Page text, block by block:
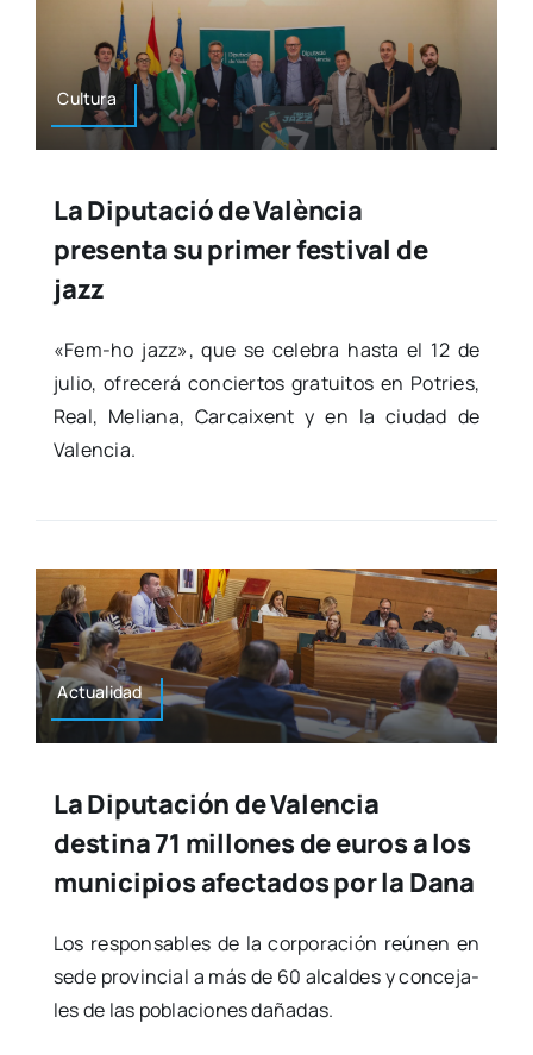
Cul­tu­ra
La Diputació de València
presenta su primer festival de
jazz
«Fem-ho jazz», que se cele­bra has­ta el 12 de
julio, ofre­ce­rá con­cier­tos gra­tui­tos en Potries,
Real, Melia­na, Car­cai­xent y en la ciu­dad de
Valen­cia.
Actua­li­dad
La Diputación de Valencia
destina 71 millones de euros a los
municipios afectados por la Dana
Los res­pon­sa­bles de la cor­po­ra­ción reúnen en
sede pro­vin­cial a más de 60 alcal­des y con­ce­ja­
les de las pobla­cio­nes daña­das.